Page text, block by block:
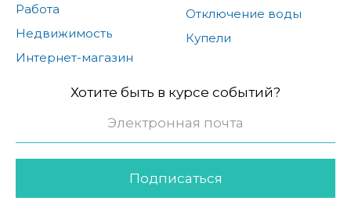
Работа
Недвижимость
Интернет-магазин
Отключение воды
Купели
Хотите быть в курсе событий?
Подписаться